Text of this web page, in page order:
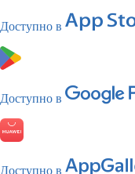
Доступно в
Доступно в
Доступно в